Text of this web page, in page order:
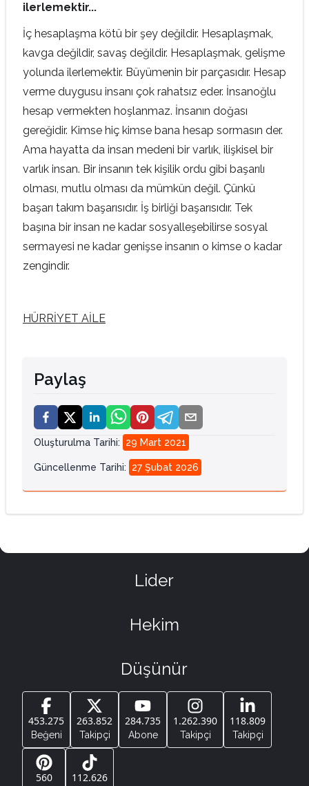
ilerlemektir...
İç hesaplaşma kötü bir şey değildir. Hesaplaşmak,
kavga değildir, savaş değildir. Hesaplaşmak, gelişme
yolunda ilerlemektir. Büyümenin bir parçasıdır. Hesap
verme duygusu insanı çok rahatsız eder. İnsanoğlu
hesap vermekten hoşlanmaz. İnsanın doğası
gereğidir. Kimse hiç kimse bana hesap sormasın der.
Ama hayatta da insan medeni bir varlık, ilişkisel bir
varlık insan. Bir insanın tek kişilik ordu gibi başarılı
olması, mutlu olması da mümkün değil. Çünkü
başarı takım başarısıdır. İş birliği başarısıdır. Tek
başına bir insan ne kadar sosyalleşebilirse sosyal
sermayesi ne kadar genişse insanın o kimse o kadar
zengindir.
HÜRRİYET AİLE
Paylaş
Oluşturulma Tarihi: 29 Mart 2021
Güncellenme Tarihi: 27 Şubat 2026
Lider
Hekim
Düşünür
453.275
Beğeni
263.852
Takipçi
284.735
Abone
1.262.390
Takipçi
118.809
Takipçi
560 112.626